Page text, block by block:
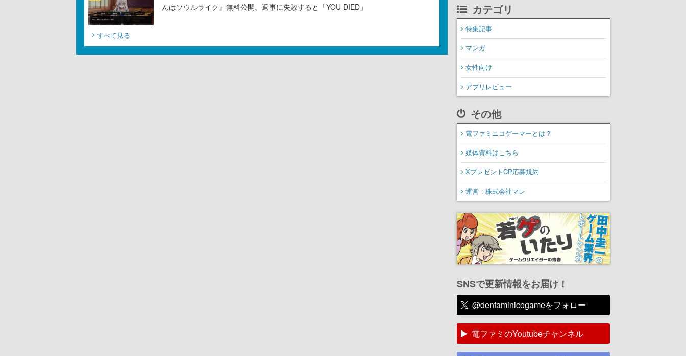
んはソウルライク』無料公開。返事に失敗すると「YOU DIED」
すべて見る
カテゴリ
特集記事
マンガ
女性向け
アプリレビュー
その他
電ファミニコゲーマーとは？
媒体資料はこちら
XプレゼントCP応募規約
運営：株式会社マレ
SNSで更新情報をお届け！
@denfaminicogameをフォロー
電ファミのYoutubeチャンネル